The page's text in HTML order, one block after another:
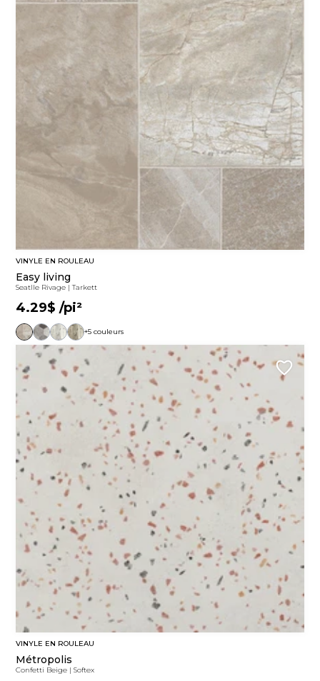
VINYLE EN ROULEAU
Easy living
Seatlle Rivage |Tarkett
4.29$ /pi²
+5 couleurs
VINYLE EN ROULEAU
Métropolis
Confetti Beige |Softex